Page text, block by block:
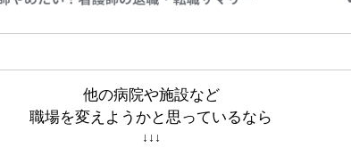
他の病院や施設など
職場を変えようかと思っているなら
↓↓↓